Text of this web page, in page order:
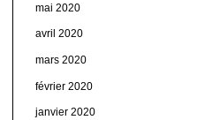
mai 2020
avril 2020
mars 2020
février 2020
janvier 2020